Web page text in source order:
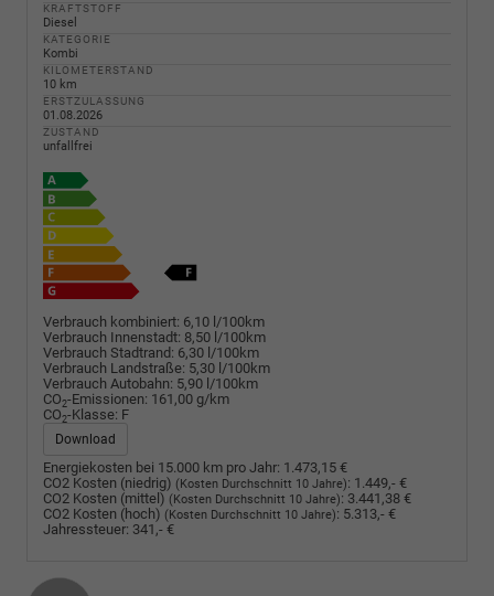
KRAFTSTOFF
Diesel
KATEGORIE
Kombi
KILOMETERSTAND
10 km
ERSTZULASSUNG
01.08.2026
ZUSTAND
unfallfrei
Verbrauch kombiniert: 6,10 l/100km
Verbrauch Innenstadt: 8,50 l/100km
Verbrauch Stadtrand: 6,30 l/100km
Verbrauch Landstraße: 5,30 l/100km
Verbrauch Autobahn: 5,90 l/100km
CO2-Emissionen: 161,00 g/km
CO2-Klasse: F
Download
Energiekosten bei 15.000 km pro Jahr: 1.473,15 €
CO2 Kosten (niedrig) (Kosten Durchschnitt 10 Jahre): 1.449,- €
CO2 Kosten (mittel) (Kosten Durchschnitt 10 Jahre): 3.441,38 €
CO2 Kosten (hoch) (Kosten Durchschnitt 10 Jahre): 5.313,- €
Jahressteuer: 341,- €